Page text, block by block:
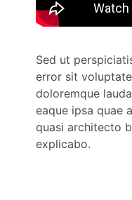
Sed ut
error sit
doloremque
eaque ipsa quae
quasi architecto
explicabo.